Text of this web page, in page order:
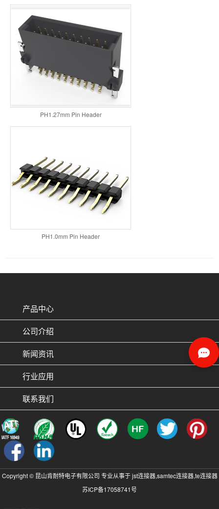
PH1.27mm Pin Header
PH1.0mm Pin Header
产品中心
公司介绍
新闻资讯
行业应用
联系我们
Copyright © 昆山肯耐特电子有限公司 专业从事于jst连接器,samtec连接器,te连接器
苏ICP备17058741号